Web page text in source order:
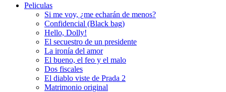
Peliculas
Si me voy, ¿me echarán de menos?
Confidencial (Black bag)
Hello, Dolly!
El secuestro de un presidente
La ironía del amor
El bueno, el feo y el malo
Dos fiscales
El diablo viste de Prada 2
Matrimonio original